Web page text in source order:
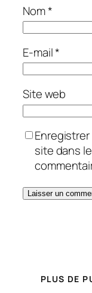
Nom*
E-mail*
Site web
site dans
PLUS DE